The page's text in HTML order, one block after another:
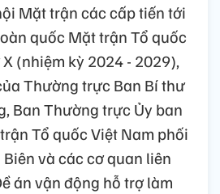
Mặt trận các cấp tiến tới
quốc Mặt trận Tổ quốc
(nhiệm kỳ 2024 - 2029),
Thường trực Ban Bí thư
Ban Thường trực Ủy ban
Tổ quốc Việt Nam phối
và các cơ quan liên
án vận động hỗ trợ làm